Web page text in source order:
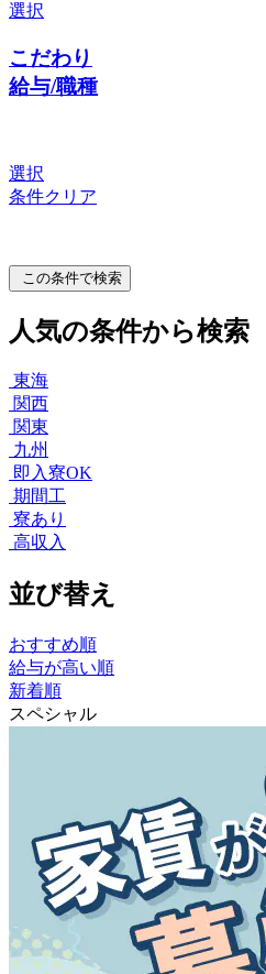
選択
こだわり
給与/職種
選択
条件クリア
この条件で検索
人気の条件から検索
東海
関西
関東
九州
即入寮OK
期間工
寮あり
高収入
並び替え
おすすめ順
給与が高い順
新着順
スペシャル